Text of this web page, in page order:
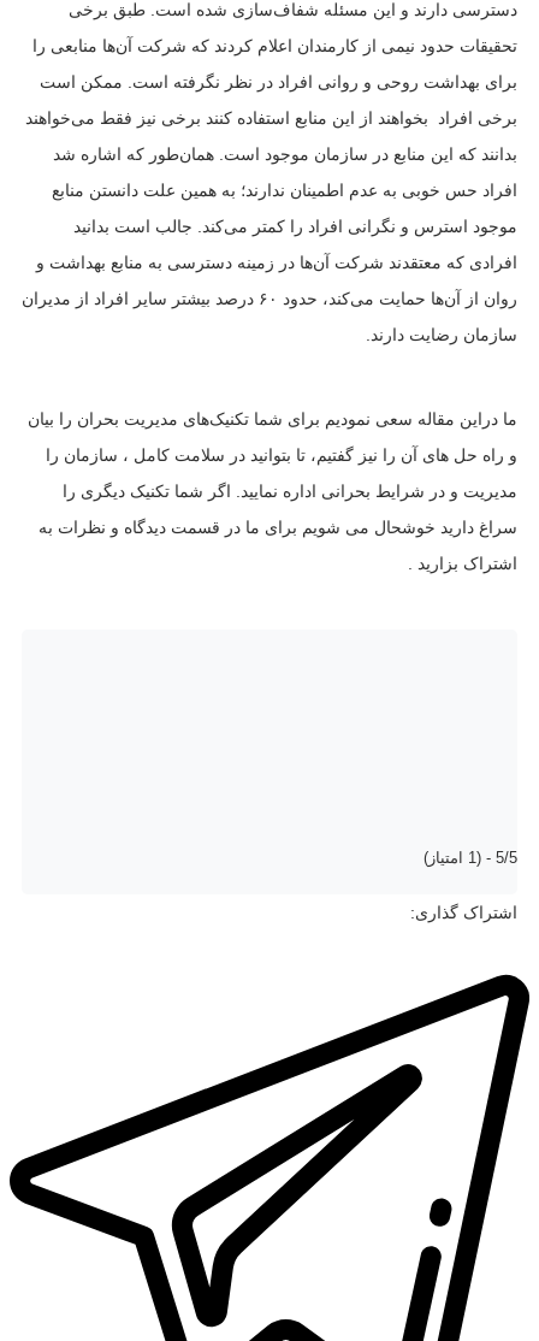
دسترسی دارند و این مسئله شفاف‌سازی شده است. طبق برخی
تحقیقات حدود نیمی از کارمندان اعلام کردند که شرکت آن‌ها منابعی را
برای بهداشت روحی و روانی افراد در نظر نگرفته است. ممکن است
برخی افراد بخواهند از این منابع استفاده کنند برخی نیز فقط می‌خواهند
بدانند که این منابع در سازمان موجود است. همان‌طور که اشاره شد
افراد حس خوبی به عدم اطمینان ندارند؛ به همین علت دانستن منابع
موجود استرس و نگرانی افراد را کمتر می‌کند. جالب است بدانید
افرادی که معتقدند شرکت آن‌ها در زمینه دسترسی به منابع بهداشت و
روان از آن‌ها حمایت می‌کند، حدود ۶۰ درصد بیشتر سایر افراد از مدیران
سازمان رضایت دارند.
ما دراین مقاله سعی نمودیم برای شما تکنیک‌های مدیریت بحران را بیان
و راه حل های آن را نیز گفتیم، تا بتوانید در سلامت کامل ، سازمان را
مدیریت و در شرایط بحرانی اداره نمایید. اگر شما تکنیک دیگری را
سراغ دارید خوشحال می شویم برای ما در قسمت دیدگاه و نظرات به
اشتراک بزارید .
5/5 - (1 امتیاز)
اشتراک گذاری: